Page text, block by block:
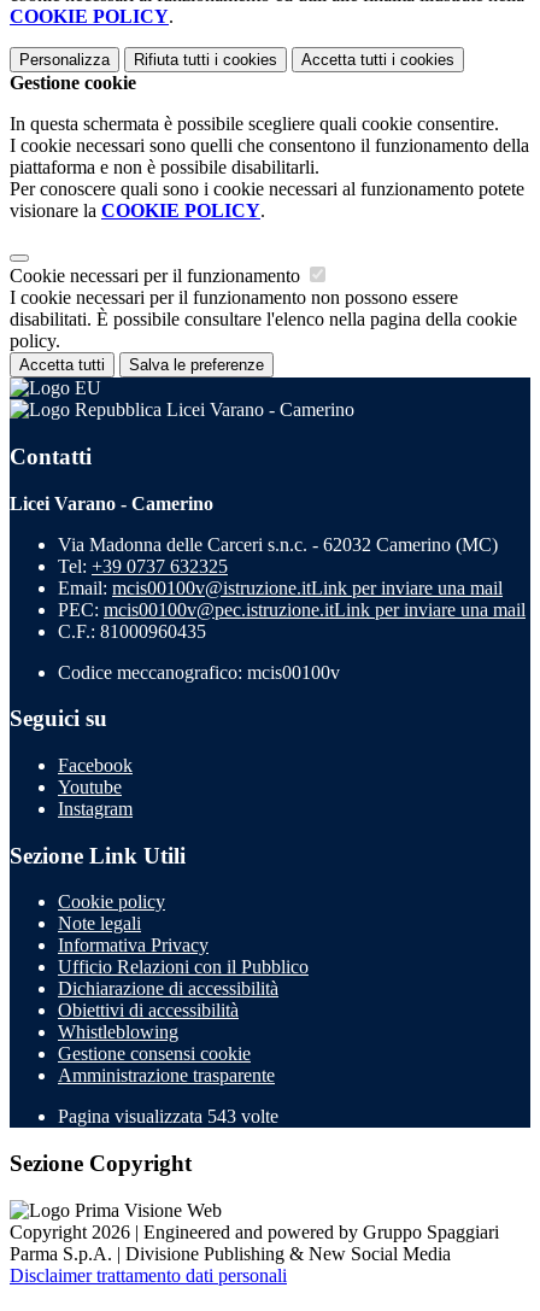
COOKIE POLICY.
Personalizza Rifiuta tutti i cookies Accetta tutti i cookies
Gestione cookie
In questa schermata è possibile scegliere quali cookie consentire.
I cookie necessari sono quelli che consentono il funzionamento della
piattaforma e non è possibile disabilitarli.
Per conoscere quali sono i cookie necessari al funzionamento potete
visionare la COOKIE POLICY.
Cookie necessari per il funzionamento
I cookie necessari per il funzionamento non possono essere
disabilitati. È possibile consultare l'elenco nella pagina della cookie
policy.
Accetta tutti Salva le preferenze
Licei Varano - Camerino
Contatti
Licei Varano - Camerino
Via Madonna delle Carceri s.n.c. - 62032 Camerino (MC)
Tel: +39 0737 632325
Email: mcis00100v@istruzione.itLink per inviare una mail
PEC: mcis00100v@pec.istruzione.itLink per inviare una mail
C.F.: 81000960435
Codice meccanografico: mcis00100v
Seguici su
Facebook
Youtube
Instagram
Sezione Link Utili
Cookie policy
Note legali
Informativa Privacy
Ufficio Relazioni con il Pubblico
Dichiarazione di accessibilità
Obiettivi di accessibilità
Whistleblowing
Gestione consensi cookie
Amministrazione trasparente
Pagina visualizzata 543 volte
Sezione Copyright
Copyright 2026 | Engineered and powered by Gruppo Spaggiari
Parma S.p.A. | Divisione Publishing & New Social Media
Disclaimer trattamento dati personali